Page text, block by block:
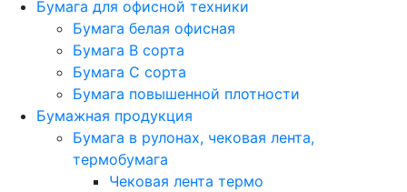
Бумага для офисной техники
Бумага белая офисная
Бумага B сорта
Бумага C сорта
Бумага повышенной плотности
Бумажная продукция
Бумага в рулонах, чековая лента,
термобумага
Чековая лента термо